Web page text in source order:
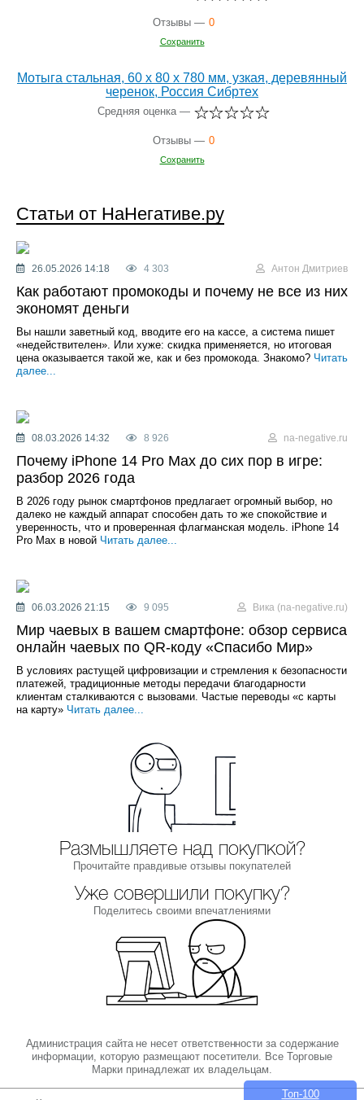
Отзывы — 0
Сохранить
Мотыга стальная, 60 x 80 x 780 мм, узкая, деревянный
черенок, Россия Сибртех
Средняя оценка —
Отзывы — 0
Сохранить
Статьи от НаНегативе.ру
26.05.2026 14:18 4 303 Антон Дмитриев
Как работают промокоды и почему не все из них
экономят деньги
Вы нашли заветный код, вводите его на кассе, а система пишет
«недействителен». Или хуже: скидка применяется, но итоговая
цена оказывается такой же, как и без промокода. Знакомо? Читать
далее...
08.03.2026 14:32 8 926 na-negative.ru
Почему iPhone 14 Pro Max до сих пор в игре:
разбор 2026 года
В 2026 году рынок смартфонов предлагает огромный выбор, но
далеко не каждый аппарат способен дать то же спокойствие и
уверенность, что и проверенная флагманская модель. iPhone 14
Pro Max в новой Читать далее...
06.03.2026 21:15 9 095 Вика (na-negative.ru)
Мир чаевых в вашем смартфоне: обзор сервиса
онлайн чаевых по QR-коду «Спасибо Мир»
В условиях растущей цифровизации и стремления к безопасности
платежей, традиционные методы передачи благодарности
клиентам сталкиваются с вызовами. Частые переводы «с карты
на карту» Читать далее...
Размышляете над покупкой?
Прочитайте правдивые отзывы покупателей
Уже совершили покупку?
Поделитесь своими впечатлениями
Администрация сайта не несет ответственности за содержание
информации, которую размещают посетители. Все Торговые
Марки принадлежат их владельцам.
Топ-100